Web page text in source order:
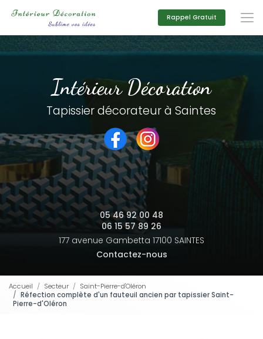
principal
Rappel Gratuit
Intérieur Décoration
Tapissier décorateur à Saintes
05 46 92 00 48
06 15 57 89 26
177 avenue Gambetta 17100 SAINTES
Contactez-nous
Accueil Secteur
Saint-Pierre-d'Oléron
Réfection complète d'un fauteuil ancien par tapissier Saint-
Pierre-d'Oléron